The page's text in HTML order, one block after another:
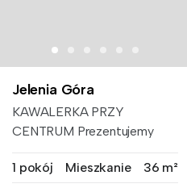
Jelenia Góra
KAWALERKA PRZY
CENTRUM Prezentujemy
1 pokój
Mieszkanie 36 m²